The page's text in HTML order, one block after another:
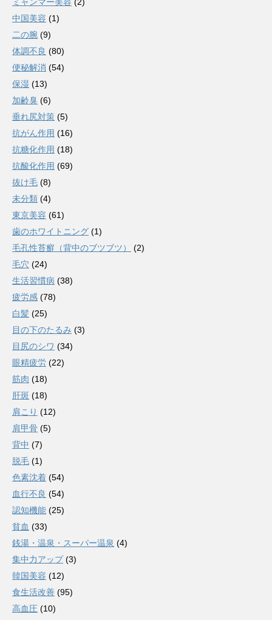
ミャンマー美容 (2)
中国美容 (1)
二の腕 (9)
体調不良 (80)
便秘解消 (54)
保湿 (13)
加齢臭 (6)
垂れ尻対策 (5)
抗がん作用 (16)
抗糖化作用 (18)
抗酸化作用 (69)
抜け毛 (8)
未分類 (4)
東京美容 (61)
歯のホワイトニング (1)
毛孔性苔癬（背中のブツブツ）
(2)
毛穴 (24)
生活習慣病 (38)
疲労感 (78)
白髪 (25)
目の下のたるみ (3)
目尻のシワ (34)
眼精疲労 (22)
筋肉 (18)
肝斑 (18)
肩こり (12)
肩甲骨 (5)
背中 (7)
脱毛 (1)
色素沈着 (54)
血行不良 (54)
認知機能 (25)
貧血 (33)
銭湯・温泉・スーパー温泉 (4)
集中力アップ(3)
韓国美容 (12)
食生活改善 (95)
高血圧 (10)